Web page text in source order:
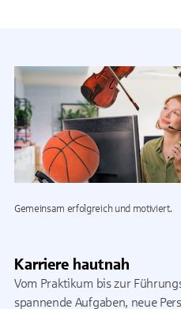
Gemeinsam erfolgreich und motiviert.
Karriere hautnah
Vom Praktikum bis zur
spannende Aufgaben, neue